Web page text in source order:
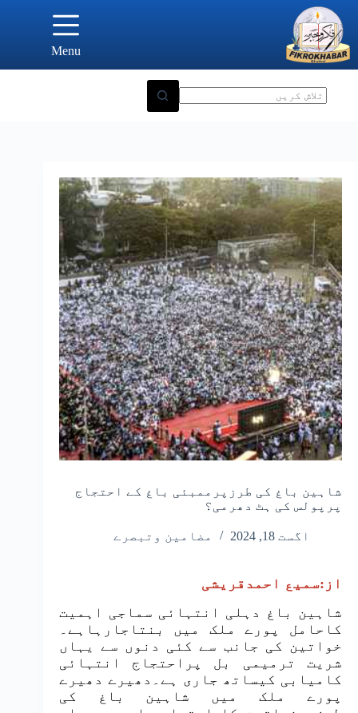
content
Menu
شاہین باغ کی طرزپرممبئی باغ کے احتجاج
پرپولس کی ہٹ دھرمی؟
اگست 18, 2024 مضامین وتبصرے
از:سمیع احمدقریشی
شاہین باغ دہلی انتہائی سماجی اہمیت
کاحامل پورے ملک میں بنتاجارہاہے۔
خواتین کی جانب سے کئی دنوں سے یہاں
شریت ترمیمی بل پراحتجاج انتہائی
کامیابی کیساتھ جاری ہے۔دھیرے دھیرے
پورے ملک میں شاہین باغ کی